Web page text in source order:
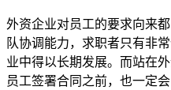
外资企业对员工的要求向来
队协调能力，求职者只有非
业中得以长期发展。而站在
员工签署合同之前，也一定